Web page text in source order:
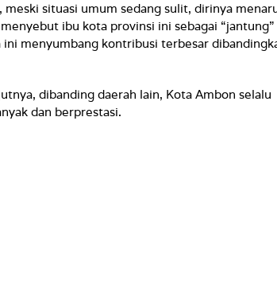
situasi umum sedang sulit, dirinya
ibu kota provinsi ini sebagai “jantung”
menyumbang kontribusi terbesar
dibanding daerah lain, Kota Ambon selalu
dan berprestasi.